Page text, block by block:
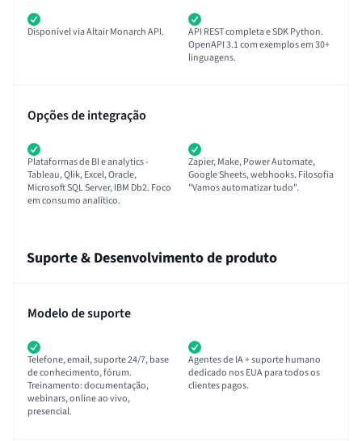
Disponível via Altair Monarch API.
API REST completa e SDK Python.
OpenAPI 3.1 com exemplos em 30+
linguagens.
Opções de integração
Plataformas de BI e analytics -
Tableau, Qlik, Excel, Oracle,
Microsoft SQL Server, IBM Db2. Foco
em consumo analítico.
Zapier, Make, Power Automate,
Google Sheets, webhooks. Filosofia
"Vamos automatizar tudo".
Suporte & Desenvolvimento de produto
Modelo de suporte
Telefone, email, suporte 24/7, base
de conhecimento, fórum.
Treinamento: documentação,
webinars, online ao vivo,
presencial.
Agentes de IA + suporte humano
dedicado nos EUA para todos os
clientes pagos.